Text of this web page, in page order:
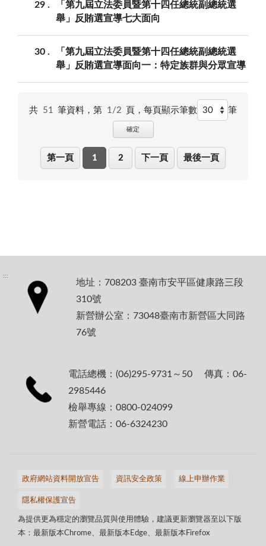
29
「第九屆立法委員暨第十四任總統副總統選
舉」反賄選宣導七大面向
30
「第九屆立法委員暨第十四任總統副總統選
舉」反賄選宣導面向一：特定族群與分眾宣導
共 51 筆資料，第 1/2 頁，每頁顯示筆數 筆
確定
第一頁 1 2 下一頁 最後一頁
:::
地址：708203 臺南市安平區健康路三段
310號
新營辦公室：73048臺南市新營區大同路
76號
電話總機：(06)295-9731～50 傳真：06-
2985446
檢舉專線：0800-024099
新營電話：06-6324230
政府網站資料開放宣告 資訊安全政策 線上申辦作業
隱私權保護宣告
為提供更為穩定的瀏覽品質與使用體驗，建議更新瀏覽器至以下版
本：最新版本Chrome、最新版本Edge、最新版本Firefox